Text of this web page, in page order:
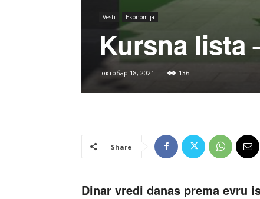
Vesti Ekonomija
Kursna lista
октобар 18, 2021 136
Share
Dinar vredi danas prema evru